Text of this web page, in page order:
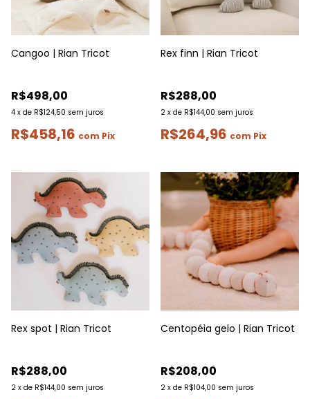
Cangoo | Rian Tricot
R$498,00
4 x de R$124,50 sem juros
R$458,16 com Pix
Rex finn | Rian Tricot
R$288,00
2 x de R$144,00 sem juros
R$264,96 com Pix
Rex spot | Rian Tricot
R$288,00
2 x de R$144,00 sem juros
Centopéia gelo | Rian Tricot
R$208,00
2 x de R$104,00 sem juros